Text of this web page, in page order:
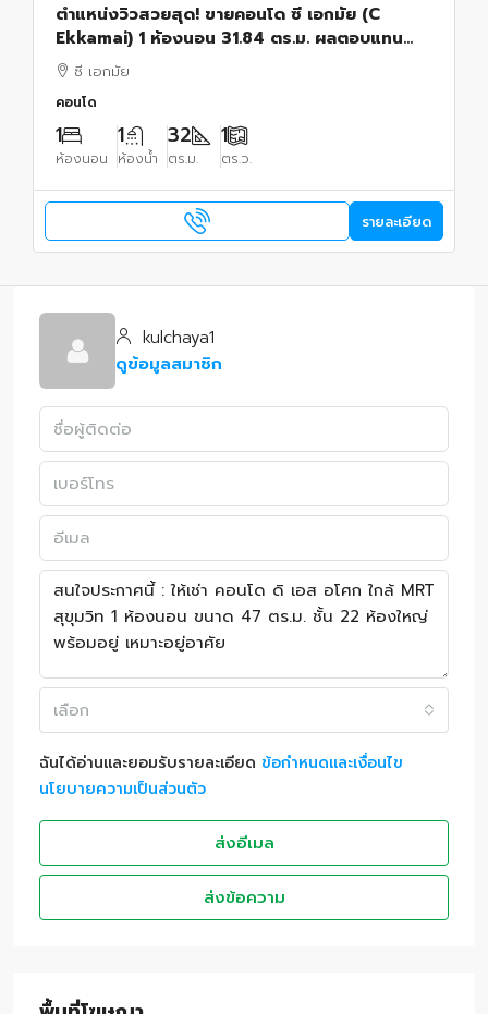
ตำแหน่งวิวสวยสุด! ขายคอนโด ซี เอกมัย (C
Ekkamai) 1 ห้องนอน 31.84 ตร.ม. ผลตอบแทน
6% แบบไร้กังวล!!
ซี เอกมัย
คอนโด
1
ห้องนอน
1
ห้องน้ำ
32
ตร.ม.
1
ตร.ว.
รายละเอียด
kulchaya1
ดูข้อมูลสมาชิก
เลือก
ฉันได้อ่านและยอมรับรายละเอียด ข้อกำหนดและเงื่อนไข
นโยบายความเป็นส่วนตัว
ส่งอีเมล
ส่งข้อความ